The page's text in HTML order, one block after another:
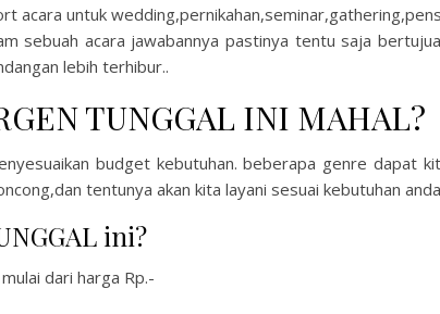
acara untuk
sebuah acara jawabannya pastinya tentu saja
lebih terhibur..
TUNGGAL INI MAHAL?
budget kebutuhan. beberapa genre dapat
tentunya akan kita layani sesuai kebutuhan
ini?
dari harga Rp.-